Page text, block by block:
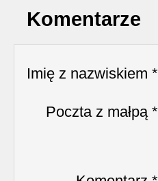
Komentarze
Imię z nazwiskiem *
Poczta z małpą *